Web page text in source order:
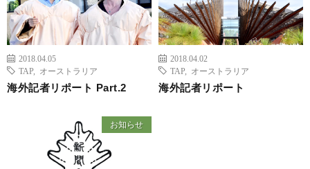
2018.04.05
TAP
オーストラリア
海外記者リポート Part.2
2018.04.02
TAP
オーストラリア
海外記者リポート
お知らせ